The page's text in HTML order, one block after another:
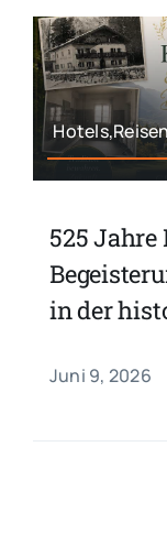
525 Jahre
in der
Juni 9, 2026